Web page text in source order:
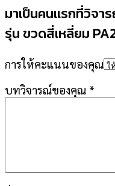
มาเป็นคนแรกที่วิจา
รุ่น ขวดสี่เหลี่ยม
การให้คะแนนของคุณ
บทวิจารณ์ของคุณ *